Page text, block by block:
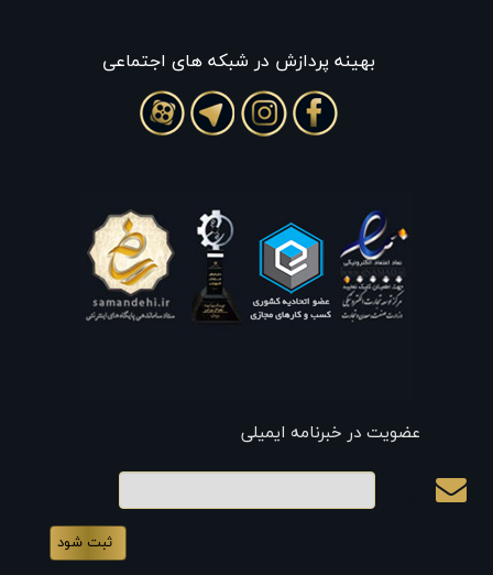
بهينه پردازش در شبکه های اجتماعی
عضویت در خبرنامه ایمیلی